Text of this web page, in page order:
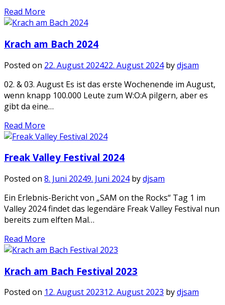
Read More
Krach am Bach 2024
Posted on 22. August 202422. August 2024bydjsam
02. & 03. August Es ist das erste Wochenende im August,
wenn knapp 100.000 Leute zum W:O:A pilgern, aber es
gibt da eine…
Read More
Freak Valley Festival 2024
Posted on 8. Juni 20249. Juni 2024bydjsam
Ein Erlebnis-Bericht von „SAM on the Rocks“ Tag 1 im
Valley 2024 findet das legendäre Freak Valley Festival nun
bereits zum elften Mal…
Read More
Krach am Bach Festival 2023
Posted on 12. August 202312. August 2023 bydjsam